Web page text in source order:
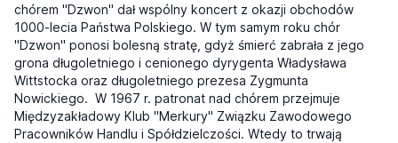
chórem "Dzwon" dał wspólny koncert z okazji obchodów
1000-lecia Państwa Polskiego. W tym samym roku chór
"Dzwon" ponosi bolesną stratę, gdyż śmierć zabrała z jego
grona długoletniego i cenionego dyrygenta Władysława
Wittstocka oraz długoletniego prezesa Zygmunta
Nowickiego. W 1967 r. patronat nad chórem przejmuje
Międzyzakładowy Klub "Merkury" Związku Zawodowego
Pracowników Handlu i Spółdzielczości. Wtedy to trwają